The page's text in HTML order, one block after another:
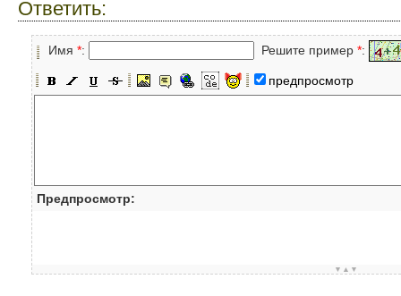
Ответить:
Имя *: Решите пример *:
предпросмотр
Предпросмотр:
▼▲▼